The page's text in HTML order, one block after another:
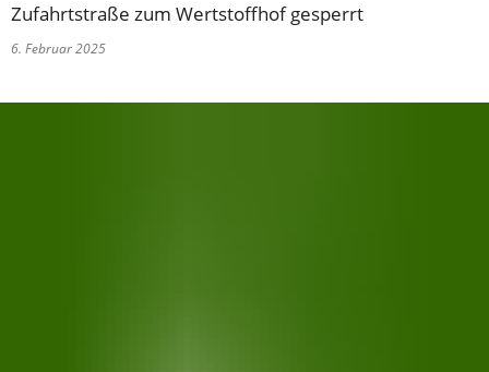
Zufahrtstraße zum Wertstoffhof gesperrt
6. Februar 2025